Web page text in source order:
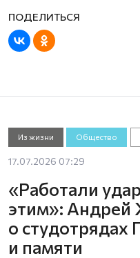
Из жизни Общество
17.07.2026 07:29
«Работали
этим»:
о
и памяти